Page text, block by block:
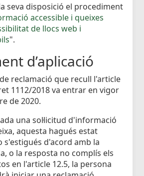
seva disposició el procediment
accessible i queixes
de llocs web i
".
d’aplicació
reclamació que recull l'article
1112/2018 va entrar en vigor
de 2020.
una sol·licitud d'informació
aquesta hagués estat
s'estigués d'acord amb la
o la resposta no complís els
en l'article 12.5, la persona